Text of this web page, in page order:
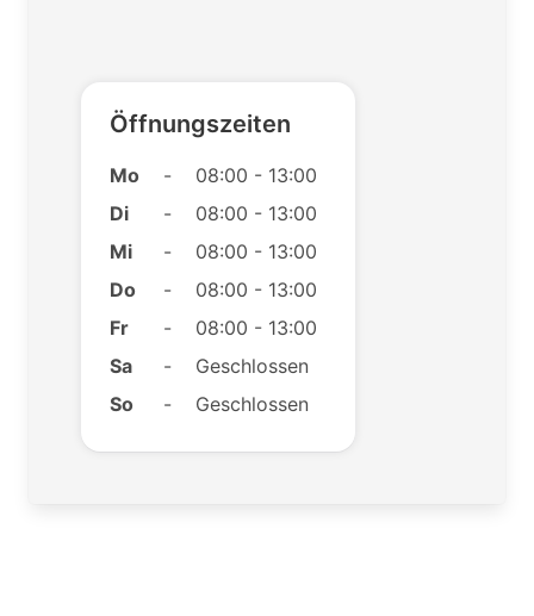
Öffnungszeiten
Mo -
08:00 - 13:00
Di
-
08:00 - 13:00
Mi
-
08:00 - 13:00
Do
-
08:00 - 13:00
Fr
-
08:00 - 13:00
Sa
-
Geschlossen
So
- Geschlossen